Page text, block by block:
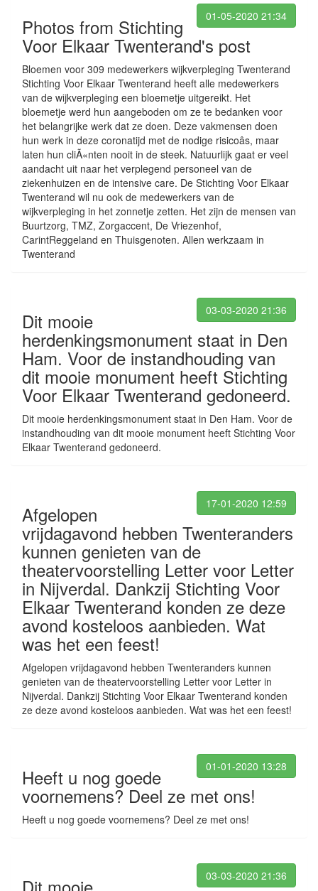
01-05-2020 21:34
Photos from Stichting
Voor Elkaar Twenterand's post
Bloemen voor 309 medewerkers wijkverpleging Twenterand
Stichting Voor Elkaar Twenterand heeft alle medewerkers
van de wijkverpleging een bloemetje uitgereikt. Het
bloemetje werd hun aangeboden om ze te bedanken voor
het belangrijke werk dat ze doen. Deze vakmensen doen
hun werk in deze coronatijd met de nodige risicoâs, maar
laten hun cliÃ«nten nooit in de steek. Natuurlijk gaat er veel
aandacht uit naar het verplegend personeel van de
ziekenhuizen en de intensive care. De Stichting Voor Elkaar
Twenterand wil nu ook de medewerkers van de
wijkverpleging in het zonnetje zetten. Het zijn de mensen van
Buurtzorg, TMZ, Zorgaccent, De Vriezenhof,
CarintReggeland en Thuisgenoten. Allen werkzaam in
Twenterand
03-03-2020 21:36
Dit mooie
herdenkingsmonument staat in Den
Ham. Voor de instandhouding van
dit mooie monument heeft Stichting
Voor Elkaar Twenterand gedoneerd.
Dit mooie herdenkingsmonument staat in Den Ham. Voor de
instandhouding van dit mooie monument heeft Stichting Voor
Elkaar Twenterand gedoneerd.
17-01-2020 12:59
Afgelopen
vrijdagavond hebben Twenteranders
kunnen genieten van de
theatervoorstelling Letter voor Letter
in Nijverdal. Dankzij Stichting Voor
Elkaar Twenterand konden ze deze
avond kosteloos aanbieden. Wat
was het een feest!
Afgelopen vrijdagavond hebben Twenteranders kunnen
genieten van de theatervoorstelling Letter voor Letter in
Nijverdal. Dankzij Stichting Voor Elkaar Twenterand konden
ze deze avond kosteloos aanbieden. Wat was het een feest!
01-01-2020 13:28
Heeft u nog goede
voornemens? Deel ze met ons!
Heeft u nog goede voornemens? Deel ze met ons!
03-03-2020 21:36